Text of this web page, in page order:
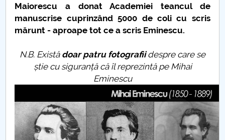
Maiorescu a donat Academiei teancul de
manuscrise cuprinzând 5000 de coli cu scris
mărunt - aproape tot ce a scris Eminescu.
N.B. Există doar patru fotografiidespre care se
știe cu siguranță că îl reprezintă pe Mihai
Eminescu